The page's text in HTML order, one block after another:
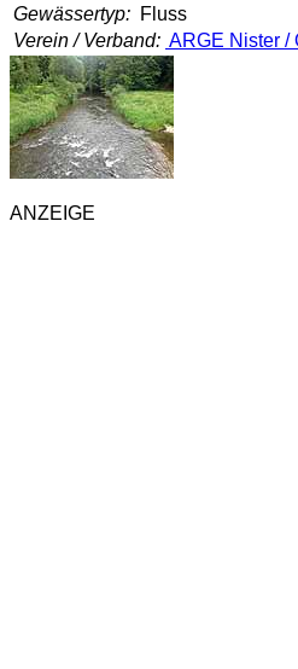
Gewässertyp: Fluss
Verein / Verband: ARGE Nister /
ANZEIGE